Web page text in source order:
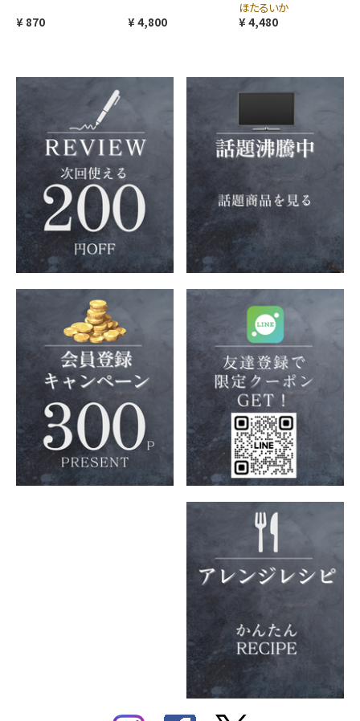
¥ 870
¥ 4,800
ほたるいか
¥ 4,480